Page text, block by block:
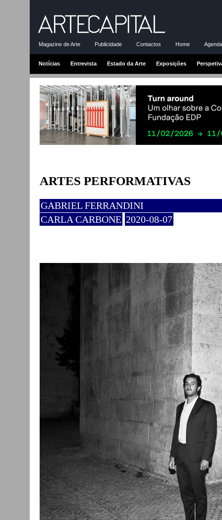
Magazine de Arte Publicidade Contactos Home
Notícias Entrevista Estado da Arte Exposições
ARTES PERFORMATIVAS
GABRIEL FERRANDINI
CARLA CARBONE 2020-08-07